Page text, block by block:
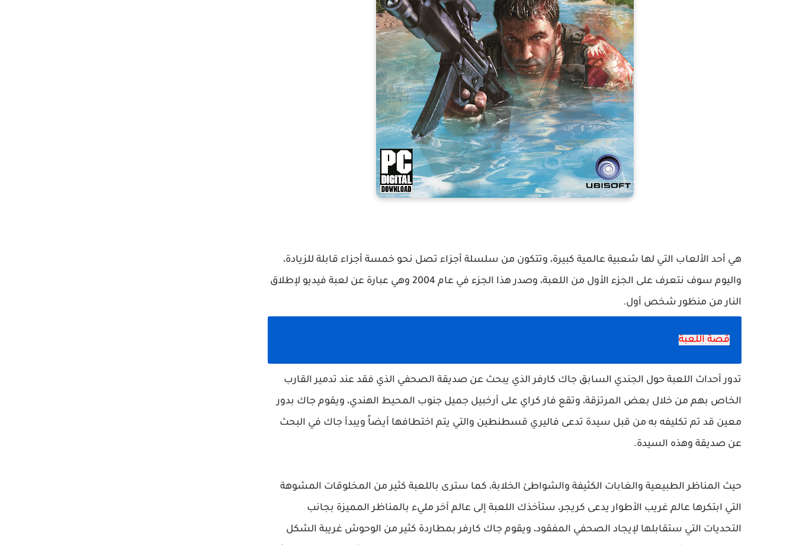
هي أحد الألعاب التي لها شعبية عالمية كبيرة، وتتكون من سلسلة أجزاء تصل نحو خمسة أجزاء قابلة للزيادة،
واليوم سوف نتعرف على الجزء الأول من اللعبة، وصدر هذا الجزء في عام 2004 وهي عبارة عن لعبة فيديو لإطلاق
النار من منظور شخص أول.
قصة اللعبة
تدور أحداث اللعبة حول الجندي السابق جاك كارفر الذي يبحث عن صديقة الصحفي الذي فقد عند تدمير القارب
الخاص بهم من خلال بعض المرتزقة، وتقع فار كراي على أرخبيل جميل جنوب المحيط الهندي، ويقوم جاك بدور
معين قد تم تكليفه به من قبل سيدة تدعى فاليري قسطنطين والتي يتم اختطافها أيضاً ويبدأ جاك في البحث
عن صديقة وهذه السيدة.
حيث المناظر الطبيعية والغابات الكثيفة والشواطئ الخلابة، كما سترى باللعبة كثير من المخلوقات المشوهة
التي ابتكرها عالم غريب الأطوار يدعى كريجر، ستأخذك اللعبة إلى عالم آخر مليء بالمناظر المميزة بجانب
التحديات التي ستقابلها لإيجاد الصحفي المفقود، ويقوم جاك كارفر بمطاردة كثير من الوحوش غريبة الشكل